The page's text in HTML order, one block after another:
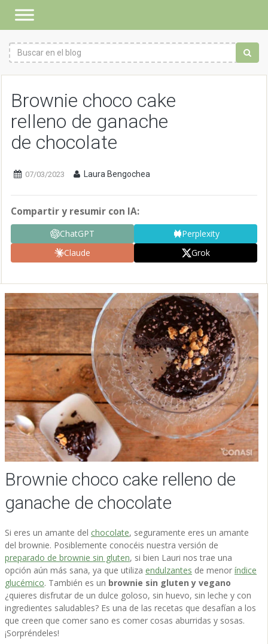
Brownie choco cake
relleno de ganache
de chocolate
07/03/2023 Laura Bengochea
Compartir y resumir con IA:
ChatGPT
Perplexity
Claude
Grok
Brownie choco cake relleno de
ganache de chocolate
Si eres un amante del chocolate, seguramente eres un amante
del brownie. Posiblemente conocéis nuestra versión de
preparado de brownie sin gluten, si bien Lauri nos trae una
opción aún más sana, ya que utiliza endulzantes de menor índice
glucémico. También es un brownie sin gluten y vegano
¿quieres disfrutar de un dulce goloso, sin huevo, sin leche y con
ingredientes saludables? Es una de las recetas que desafían a los
que creen que comer sano es comer cosas aburridas y sosas.
¡Sorpréndeles!